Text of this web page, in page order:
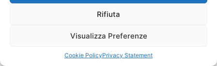
Rifiuta
Visualizza Preferenze
Cookie PolicyPrivacy Statement